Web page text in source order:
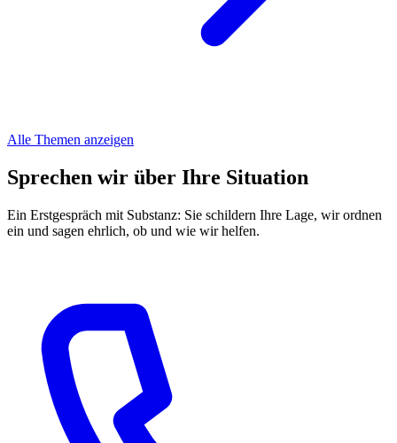
Alle Themen anzeigen
Sprechen wir über Ihre Situation
Ein Erstgespräch mit Substanz: Sie schildern Ihre Lage, wir ordnen
ein und sagen ehrlich, ob und wie wir helfen.